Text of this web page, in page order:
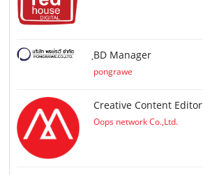
ฺBD Manager
pongrawe
Creative Content Editor
Oops network Co.,Ltd.